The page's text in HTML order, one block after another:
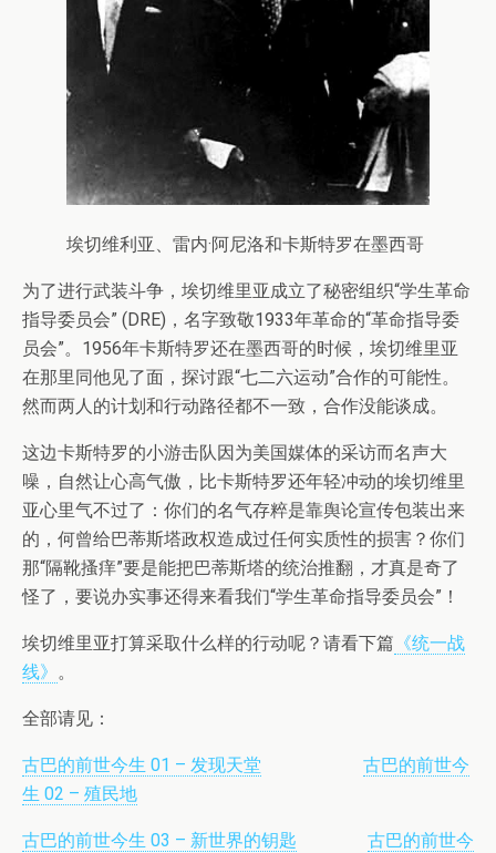
埃切维利亚、雷内·阿尼洛和卡斯特罗在墨西哥
为了进行武装斗争，埃切维里亚成立了秘密组织“学生革命
指导委员会” (DRE)，名字致敬1933年革命的“革命指导委
员会”。1956年卡斯特罗还在墨西哥的时候，埃切维里亚
在那里同他见了面，探讨跟“七二六运动”合作的可能性。
然而两人的计划和行动路径都不一致，合作没能谈成。
这边卡斯特罗的小游击队因为美国媒体的采访而名声大
噪，自然让心高气傲，比卡斯特罗还年轻冲动的埃切维里
亚心里气不过了：你们的名气存粹是靠舆论宣传包装出来
的，何曾给巴蒂斯塔政权造成过任何实质性的损害？你们
那“隔靴搔痒”要是能把巴蒂斯塔的统治推翻，才真是奇了
怪了，要说办实事还得来看我们“学生革命指导委员会”！
埃切维里亚打算采取什么样的行动呢？请看下篇 《统一战
线》 。
全部请见：
古巴的前世今生 01 – 发现天堂
古巴的前世今
生 02 – 殖民地
古巴的前世今生 03 – 新世界的钥匙
古巴的前世今